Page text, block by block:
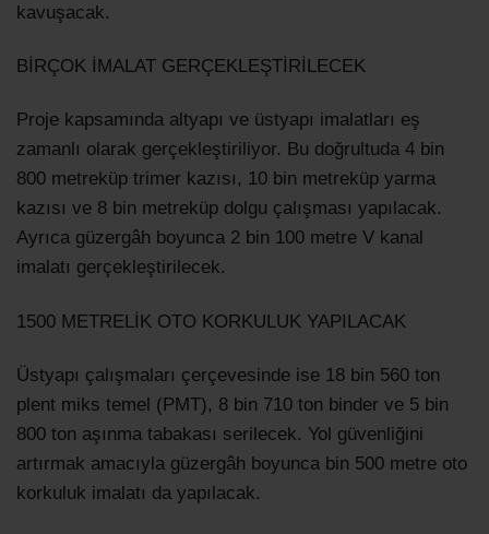
kavuşacak.
BİRÇOK İMALAT GERÇEKLEŞTİRİLECEK
Proje kapsamında altyapı ve üstyapı imalatları eş
zamanlı olarak gerçekleştiriliyor. Bu doğrultuda 4 bin
800 metreküp trimer kazısı, 10 bin metreküp yarma
kazısı ve 8 bin metreküp dolgu çalışması yapılacak.
Ayrıca güzergâh boyunca 2 bin 100 metre V kanal
imalatı gerçekleştirilecek.
1500 METRELİK OTO KORKULUK YAPILACAK
Üstyapı çalışmaları çerçevesinde ise 18 bin 560 ton
plent miks temel (PMT), 8 bin 710 ton binder ve 5 bin
800 ton aşınma tabakası serilecek. Yol güvenliğini
artırmak amacıyla güzergâh boyunca bin 500 metre oto
korkuluk imalatı da yapılacak.